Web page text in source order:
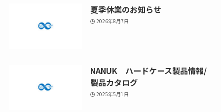
夏季休業のお知らせ
2026年8月7日
NANUK ハードケース製品情報/
製品カタログ
2025年5月1日